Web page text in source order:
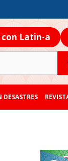
Latin-a
DESASTRES